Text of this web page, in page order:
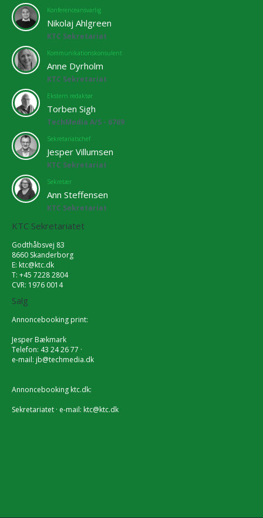
Konferenceansvarlig
Nikolaj Ahlgreen
KTC Sekretariat
Kommunikationskonsulent
Anne Dyrholm
KTC Sekretariat
Ekstern redaktør
Torben Sigh
TechMedia A/S - 6769
Sekretariatschef
Jesper Villumsen
KTC Sekretariat
Sekretær
Ann Steffensen
KTC Sekretariat
KTC Sekretariatet
Godthåbsvej 83
8660 Skanderborg
E: ktc@ktc.dk
T: +45 7228 2804
CVR: 1976 0014
Salg
Annoncebooking print:
Jesper Bækmark
Telefon: 43 24 26 77 ·
e-mail: jb@techmedia.dk
Annoncebooking ktc.dk:
Sekretariatet · e-mail: ktc@ktc.dk